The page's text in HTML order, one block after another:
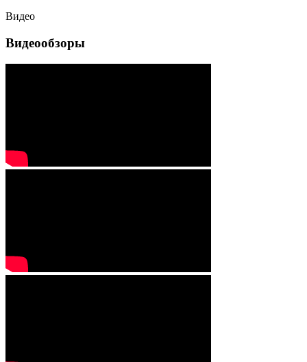
Видео
Видеообзоры